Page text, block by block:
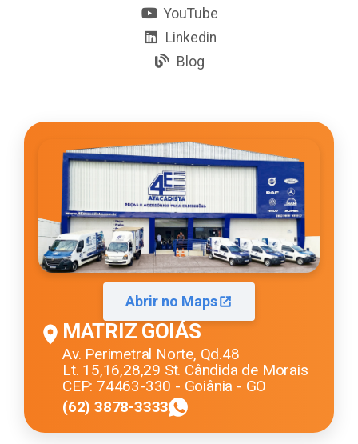
YouTube
Linkedin
Blog
Abrir no Maps
MATRIZ GOIÁS
Av. Perimetral Norte, Qd.48
Lt. 15,16,28,29 St. Cândida de Morais
CEP: 74463-330 - Goiânia - GO
(62) 3878-3333